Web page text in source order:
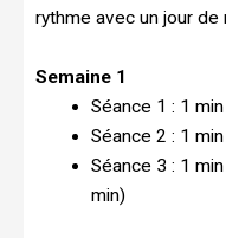
rythme avec un jour
Semaine 1
Séance 1 : 1
Séance 2 : 1
Séance 3 : 1
min)